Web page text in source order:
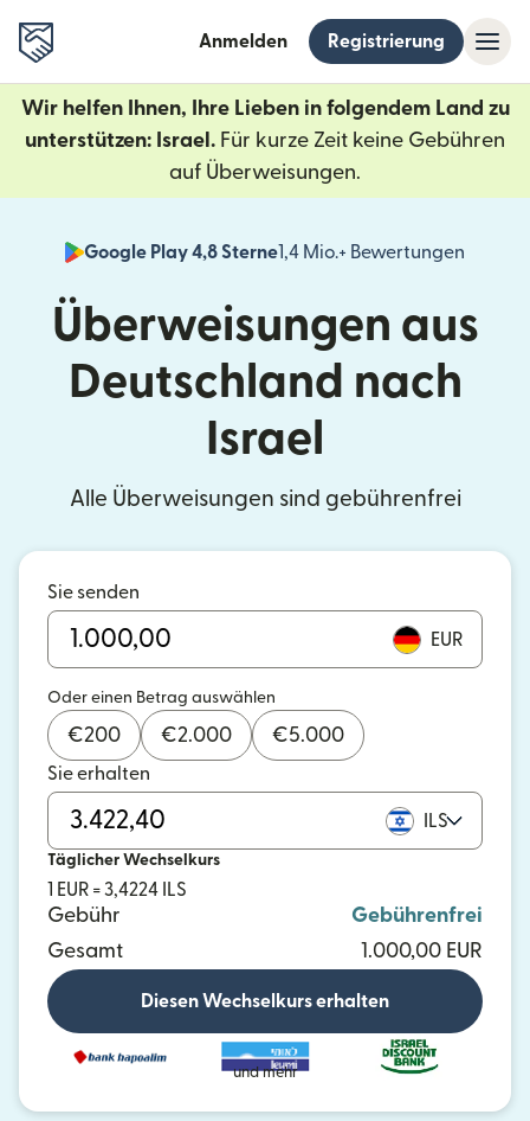
Anmelden Registrierung
Wir helfen Ihnen, Ihre Lieben in folgendem Land zu
unterstützen: Israel. Für kurze Zeit keine Gebühren
auf Überweisungen.
Google Play 4,8 Sterne1,4 Mio.+ Bewertungen
Überweisungen aus
Deutschland nach
Israel
Alle Überweisungen sind gebührenfrei
Sie senden
EUR
Oder einen Betrag auswählen
€200 €2.000 €5.000
Sie erhalten
ILS
Täglicher Wechselkurs
1 EUR = 3,4224 ILS
Gebühr
Gebührenfrei
Gesamt
1.000,00 EUR
Diesen Wechselkurs erhalten
und mehr